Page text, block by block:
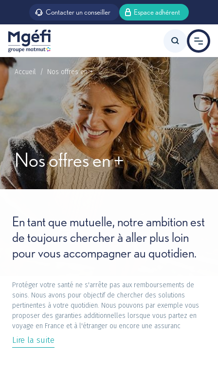
Aller au contenu principal
Contacter un conseiller Espace adhérent
Offre agent d’état
Offre agent territorial
Prévoyance
Offres +
Magazine
FAQ
Accueil Nos offres en +
Nos offres en +
En tant que mutuelle, notre ambition est
de toujours chercher à aller plus loin
pour vous accompagner au quotidien.
Protéger votre santé ne s'arrête pas aux remboursements de
soins. Nous avons pour objectif de chercher des solutions
pertinentes à votre quotidien. Nous pouvons par exemple vous
proposer des garanties additionnelles lorsque vous partez en
voyage en France et à l'étranger ou encore une assuranc
Lire la suite